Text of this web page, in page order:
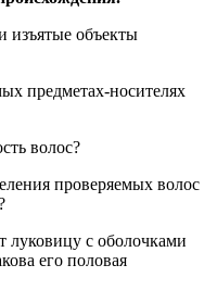
изъятые объекты
предметах-носителях
волос?
проверяемых волос
луковицу с оболочками
его половая